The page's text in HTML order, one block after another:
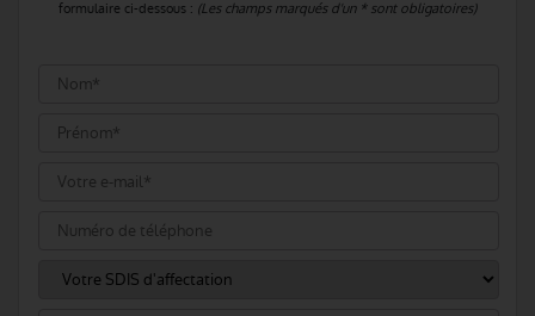
formulaire ci-dessous : (Les champs marqués d'un * sont obligatoires)